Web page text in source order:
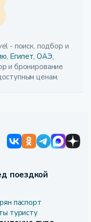
- поиск, подбор и
Египет, ОАЭ,
и бронирование
ценам.
поездкой
паспорт
туристу